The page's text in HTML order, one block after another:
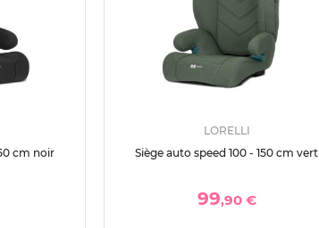
cm noir
LORELLI
Siège auto speed 100 - 150 cm vert
99,90 €